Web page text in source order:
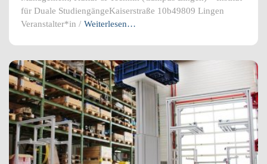
für Duale StudiengängeKaiserstraße 10b49809 Lingen
Veranstalter*in / Weiterlesen…